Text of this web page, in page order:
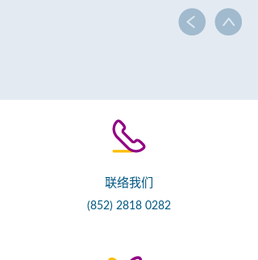
联络我们
(852) 2818 0282